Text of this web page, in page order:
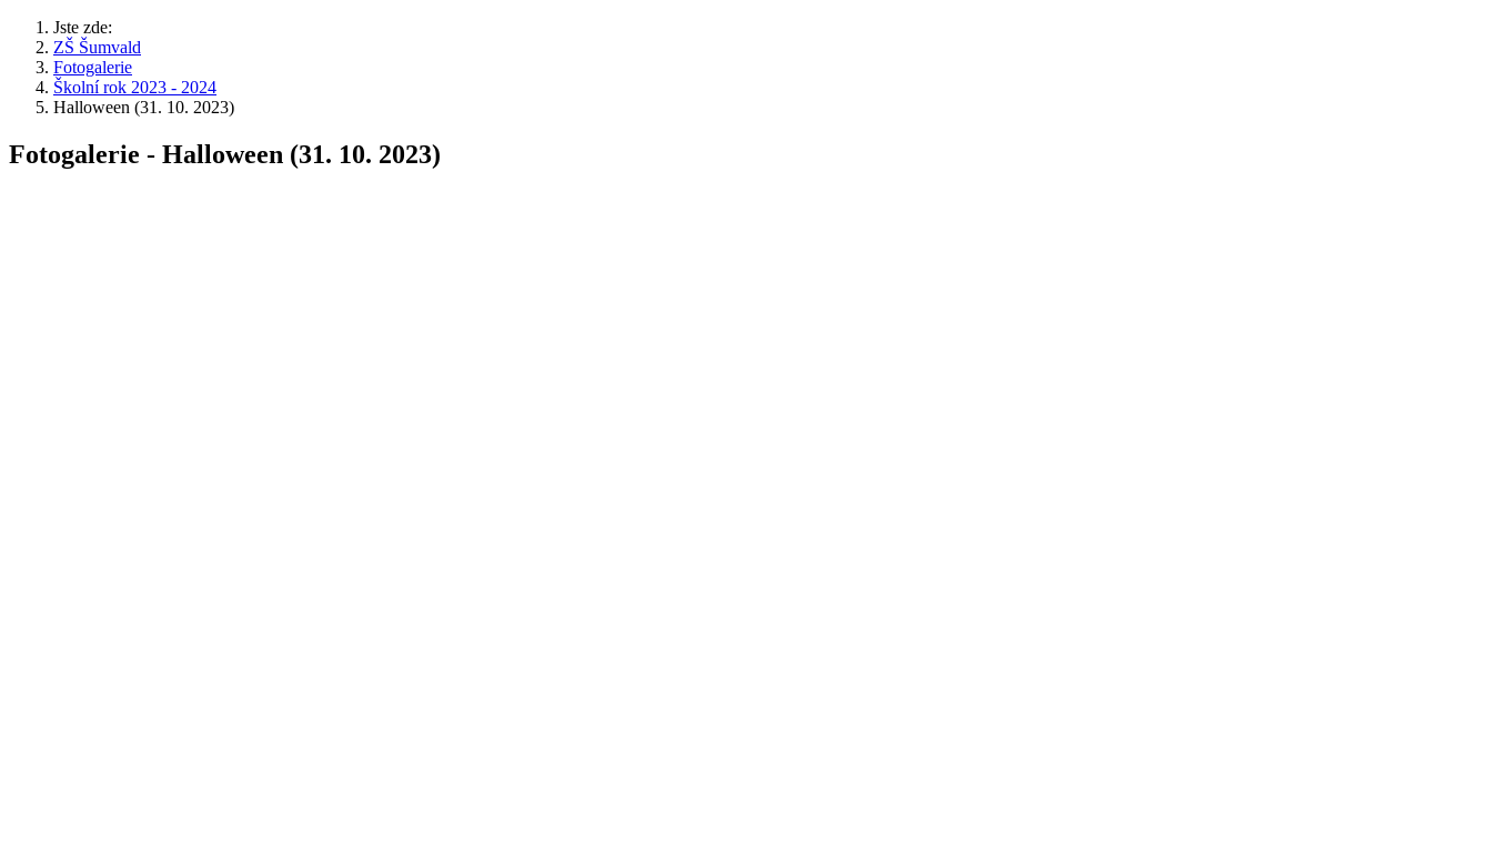
Jste zde:
ZŠ Šumvald
Fotogalerie
Školní rok 2023 - 2024
Halloween (31. 10. 2023)
Fotogalerie - Halloween (31. 10. 2023)